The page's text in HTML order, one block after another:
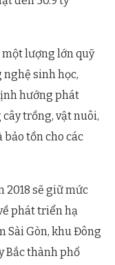
lượng lớn quỹ
sinh học,
hướng phát
trồng, vật nuôi,
bảo tồn cho các
2018 sẽ giữ mức
phát triển hạ
Sài Gòn, khu Đông
Bắc thành phố